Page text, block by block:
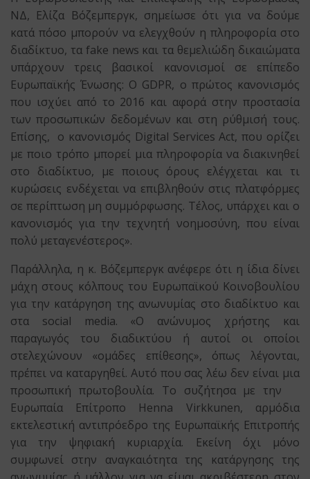
ΝΔ, Ελίζα Βόζεμπεργκ, σημείωσε ότι για να δούμε
κατά πόσο μπορούν να ελεγχθούν η πληροφορία στο
διαδίκτυο, τα fake news και τα θεμελιώδη δικαιώματα
υπάρχουν τρεις βασικοί κανονισμοί σε επίπεδο
Ευρωπαϊκής Ένωσης: Ο GDPR, ο πρώτος κανονισμός
που ισχύει από το 2016 και αφορά στην προστασία
των προσωπικών δεδομένων και στη ρύθμισή τους.
Επίσης, ο κανονισμός Digital Services Act, που ορίζει
με ποιο τρόπο μπορεί μια πληροφορία να διακινηθεί
στο διαδίκτυο, με ποιους όρους ελέγχεται και τι
κυρώσεις ενδέχεται να επιβληθούν στις πλατφόρμες
σε περίπτωση μη συμμόρφωσης. Τέλος, υπάρχει και ο
κανονισμός για την τεχνητή νοημοσύνη, που είναι
πολύ μεταγενέστερος».
Παράλληλα, η κ. Βόζεμπεργκ ανέφερε ότι η ίδια δίνει
μάχη στους κόλπους του Ευρωπαϊκού Κοινοβουλίου
για την κατάργηση της ανωνυμίας στο διαδίκτυο και
στα social media. «Ο ανώνυμος χρήστης και
παραγωγός του διαδικτύου ή αυτοί οι οποίοι
στελεχώνουν «ομάδες επίθεσης», όπως λέγονται,
πρέπει να καταργηθεί. Αυτό που σας λέω δεν είναι μια
προσωπική πρωτοβουλία. Το συζήτησα με την
Ευρωπαία Επίτροπο Henna Virkkunen, αρμόδια
εκτελεστική αντιπρόεδρο της Ευρωπαϊκής Επιτροπής
για την ψηφιακή κυριαρχία. Εκείνη όχι μόνο
συμφωνεί στην αναγκαιότητα της κατάργησης της